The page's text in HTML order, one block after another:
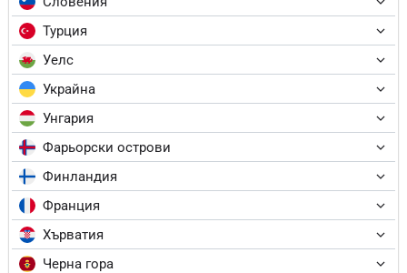
Турция
Уелс
Украйна
Унгария
Фарьорски острови
Финландия
Франция
Хърватия
Черна гора